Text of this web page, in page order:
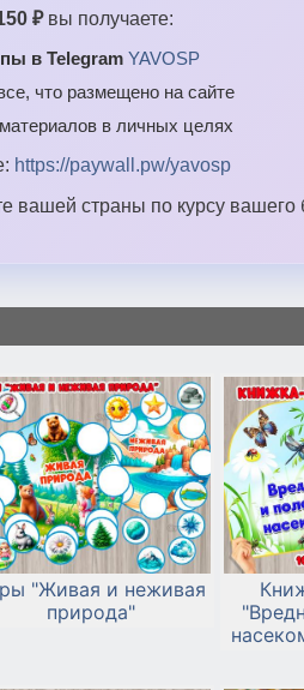
₽вы получаете:
в Telegram YAVOSP
что размещено на сайте
в личных целях
https://paywall.pw/yavosp
вашей страны по курсу вашего
"Живая и неживая
природа"